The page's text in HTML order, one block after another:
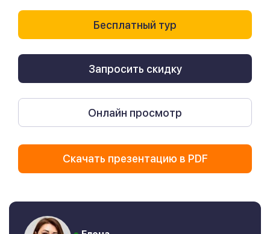
Бесплатный тур
Запросить скидку
Онлайн просмотр
Скачать презентацию в PDF